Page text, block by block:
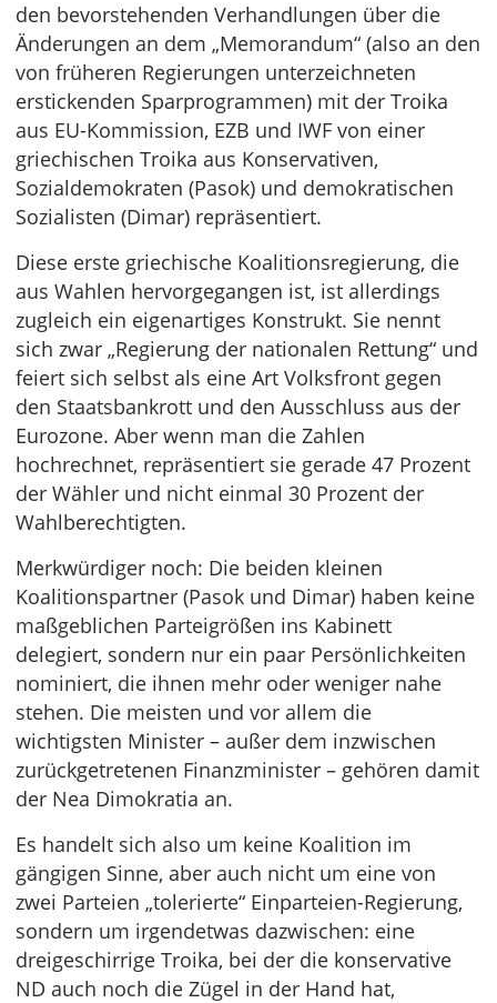
den bevorstehenden Verhandlungen über die
Änderungen an dem „Memorandum“ (also an den
von früheren Regierungen unterzeichneten
erstickenden Sparprogrammen) mit der Troika
aus EU-Kommission, EZB und IWF von einer
griechischen Troika aus Konservativen,
Sozialdemokraten (Pasok) und demokratischen
Sozialisten (Dimar) repräsentiert.
Diese erste griechische Koalitionsregierung, die
aus Wahlen hervorgegangen ist, ist allerdings
zugleich ein eigenartiges Konstrukt. Sie nennt
sich zwar „Regierung der nationalen Rettung“ und
feiert sich selbst als eine Art Volksfront gegen
den Staatsbankrott und den Ausschluss aus der
Eurozone. Aber wenn man die Zahlen
hochrechnet, repräsentiert sie gerade 47 Prozent
der Wähler und nicht einmal 30 Prozent der
Wahlberechtigten.
Merkwürdiger noch: Die beiden kleinen
Koalitionspartner (Pasok und Dimar) haben keine
maßgeblichen Parteigrößen ins Kabinett
delegiert, sondern nur ein paar Persönlichkeiten
nominiert, die ihnen mehr oder weniger nahe
stehen. Die meisten und vor allem die
wichtigsten Minister – außer dem inzwischen
zurückgetretenen Finanzminister – gehören damit
der Nea Dimokratia an.
Es handelt sich also um keine Koalition im
gängigen Sinne, aber auch nicht um eine von
zwei Parteien „tolerierte“ Einparteien-Regierung,
sondern um irgendetwas dazwischen: eine
dreigeschirrige Troika, bei der die konservative
ND auch noch die Zügel in der Hand hat,